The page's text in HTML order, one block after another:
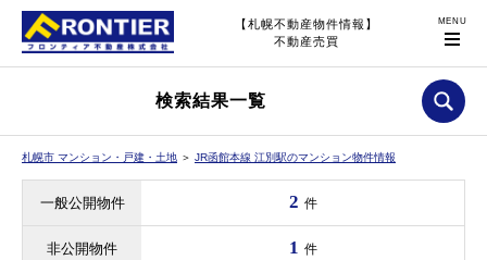
【札幌不動産物件情報】
不動産売買
検索結果一覧
札幌市 マンション・戸建・土地 ＞ JR函館本線 江別駅のマンション物件情報
一般公開物件 2 件
非公開物件 1 件